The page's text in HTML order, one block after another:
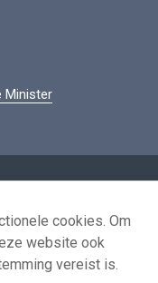
Minister
cookies. Om
website ook
vereist is.